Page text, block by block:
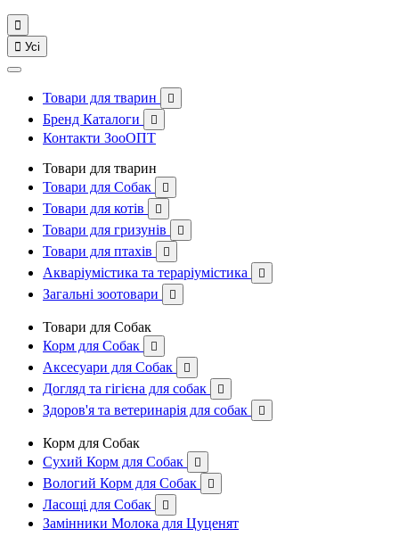

 Усі
Товари для тварин 
Бренд Каталоги 
Контакти ЗооОПТ
Товари для тварин
Товари для Собак

Товари для котів 
Товари для гризунів 
Товари для птахів 
Акваріумістика та тераріумістика 
Загальні зоотовари 
Товари для Собак
Корм для Собак

Аксесуари для Собак 
Догляд та гігієна для собак 
Здоров'я та ветеринарія для собак 
Корм для Собак
Сухий Корм для Собак

Вологий Корм для Собак 
Ласощі для Собак 
Замінники Молока для Цуценят